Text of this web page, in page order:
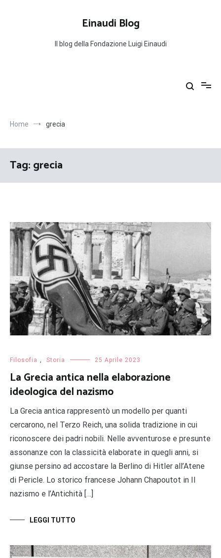
Einaudi Blog
Il blog della Fondazione Luigi Einaudi
Home grecia
Tag:grecia
Filosofia , Storia 25 Aprile 2023
La Grecia antica nella elaborazione
ideologica del nazismo
La Grecia antica rappresentò un modello per quanti
cercarono, nel Terzo Reich, una solida tradizione in cui
riconoscere dei padri nobili. Nelle avventurose e presunte
assonanze con la classicità elaborate in quegli anni, si
giunse persino ad accostare la Berlino di Hitler all’Atene
di Pericle. Lo storico francese Johann Chapoutot in Il
nazismo e l’Antichità […]
LEGGI TUTTO